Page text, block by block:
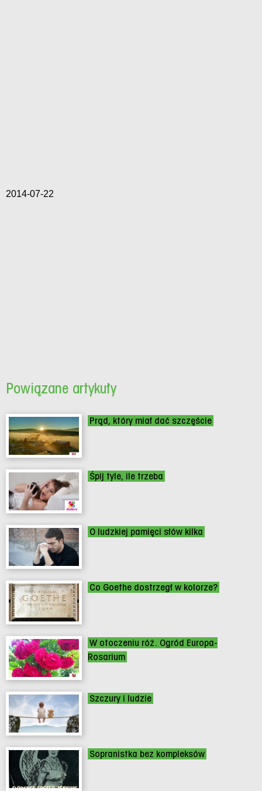
2014-07-22
Powiązane artykuły
Prąd, który miał dać szczęście
Śpij tyle, ile trzeba
O ludzkiej pamięci słów kilka
Co Goethe dostrzegł w kolorze?
W otoczeniu róż. Ogród Europa-
Rosarium
Szczury i ludzie
Sopranistka bez kompleksów